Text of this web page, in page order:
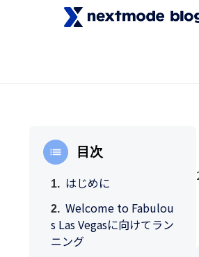
目次
はじめに
Welcome to Fabulou
s Las Vegasに向けてラン
ニング